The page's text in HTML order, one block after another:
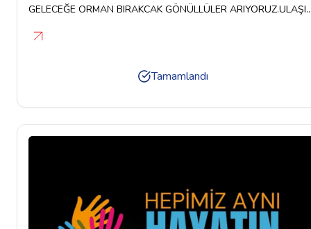
GELECEĞE ORMAN BIRAKCAK GÖNÜLLÜLER
BÜYÜKŞEHİR BELEDİYESİ OTOPARKI ANTİKKAPI RESTORAN
Tamamlandı